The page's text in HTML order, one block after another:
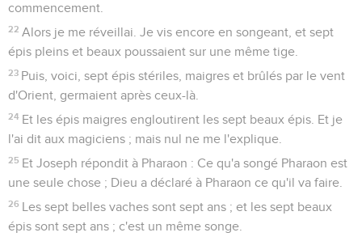
commencement.
22 Alors je me réveillai. Je vis encore en songeant, et sept
épis pleins et beaux poussaient sur une même tige.
23 Puis, voici, sept épis stériles, maigres et brûlés par le vent
d'Orient, germaient après ceux-là.
24 Et les épis maigres engloutirent les sept beaux épis. Et je
l'ai dit aux magiciens ; mais nul ne me l'explique.
25 Et Joseph répondit à Pharaon : Ce qu'a songé Pharaon est
une seule chose ; Dieu a déclaré à Pharaon ce qu'il va faire.
26 Les sept belles vaches sont sept ans ; et les sept beaux
épis sont sept ans ; c'est un même songe.